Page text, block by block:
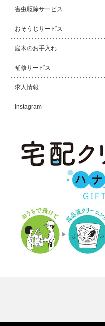
害虫駆除サービス
おそうじサービス
庭木のお手入れ
補修サービス
求人情報
Instagram